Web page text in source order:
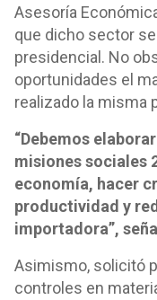
Asesoría
que dicho sector
presidencial. No
oportunidades el
realizado la misma
“Debemos
misiones sociales
economía, hacer
productividad y
importadora”,
Asimismo, solicitó
controles en